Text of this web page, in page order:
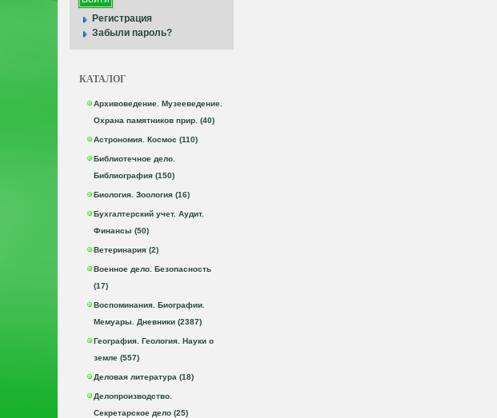
Регистрация
Забыли пароль?
КАТАЛОГ
Архивоведение. Музееведение.
Охрана памятников прир. (40)
Астрономия. Космос (110)
Библиотечное дело.
Библиография (150)
Биология. Зоология (16)
Бухгалтерский учет. Аудит.
Финансы (50)
Ветеринария (2)
Военное дело. Безопасность
(17)
Воспоминания. Биографии.
Мемуары. Дневники (2387)
География. Геология. Науки о
земле (557)
Деловая литература (18)
Делопроизводство.
Секретарское дело (25)